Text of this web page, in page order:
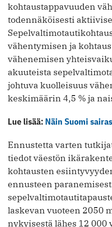
kohtaustappavuuden
todennäköisesti
vähentymisen ja
vähenemisen
akuuteista
johtuva kuolleisuus
keskimäärin 4,5 % ja
Lue lisää: Näin Suomi
Ennustetta varten
tiedot väestön
kohtausten
ennusteen
laskevan vuoteen 2050
nykyisestä lähes 12 000